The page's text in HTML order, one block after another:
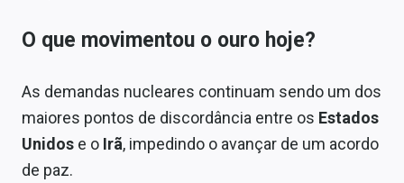
O que movimentou o ouro hoje?
As demandas nucleares continuam sendo um dos
maiores pontos de discordância entre os Estados
Unidos e o Irã, impedindo o avançar de um acordo
de paz.